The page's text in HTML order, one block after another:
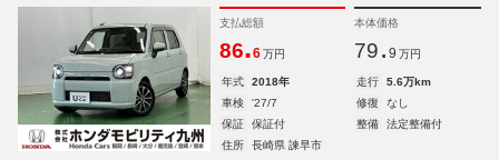
支払総額
86.6 万円
本体価格
79. 9 万円
年式 2018年 走行
5.6万km
車検
'27/7 修復
なし
保証
保証付 整備
法定整備付
住所
長崎県 諫早市